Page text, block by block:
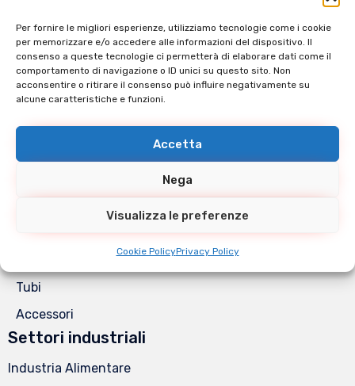
Per fornire le migliori esperienze, utilizziamo tecnologie come i cookie
per memorizzare e/o accedere alle informazioni del dispositivo. Il
consenso a queste tecnologie ci permetterà di elaborare dati come il
comportamento di navigazione o ID unici su questo sito. Non
acconsentire o ritirare il consenso può influire negativamente su
alcune caratteristiche e funzioni.
Accetta
Nega
Visualizza le preferenze
Cookie PolicyPrivacy Policy
Contatti
Cookie Policy (UE)
Catalogo Prodotti
Raccorderia Din
Raccorderia Gas Filettata
Tubi
Accessori
Settori industriali
Industria Alimentare